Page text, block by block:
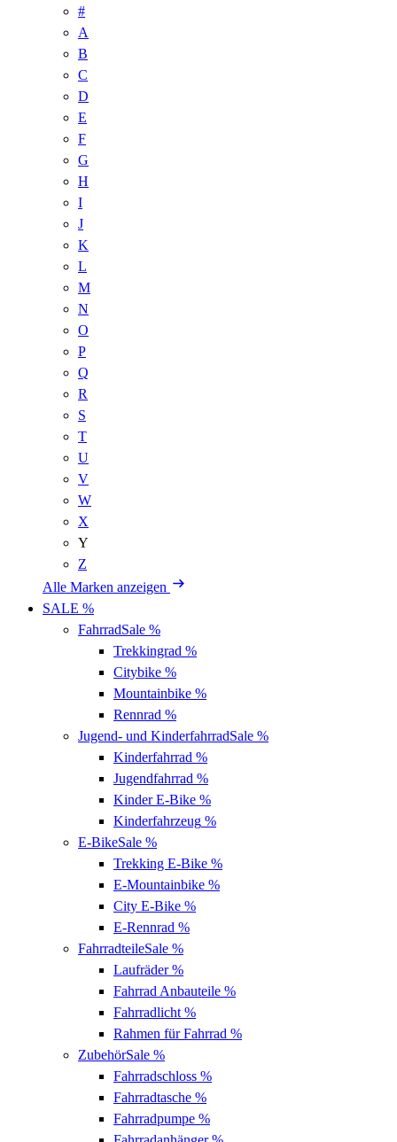
#
A
B
C
D
E
F
G
H
I
J
K
L
M
N
O
P
Q
R
S
T
U
V
W
X
Y
Z
Alle Marken anzeigen
SALE %
FahrradSale %
Trekkingrad %
Citybike %
Mountainbike %
Rennrad %
Jugend- und KinderfahrradSale %
Kinderfahrrad %
Jugendfahrrad %
Kinder E-Bike %
Kinderfahrzeug %
E-BikeSale %
Trekking E-Bike %
E-Mountainbike %
City E-Bike %
E-Rennrad %
FahrradteileSale %
Laufräder%
Fahrrad Anbauteile %
Fahrradlicht %
Rahmen für Fahrrad %
ZubehörSale %
Fahrradschloss %
Fahrradtasche %
Fahrradpumpe %